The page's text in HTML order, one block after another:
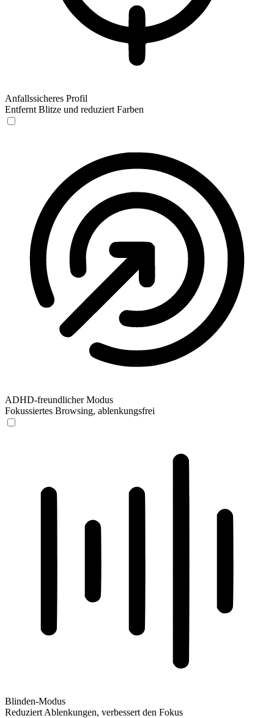
Anfallssicheres Profil
Entfernt Blitze und reduziert Farben
ADHD-freundlicher Modus
Fokussiertes Browsing, ablenkungsfrei
Blinden-Modus
Reduziert Ablenkungen, verbessert den Fokus